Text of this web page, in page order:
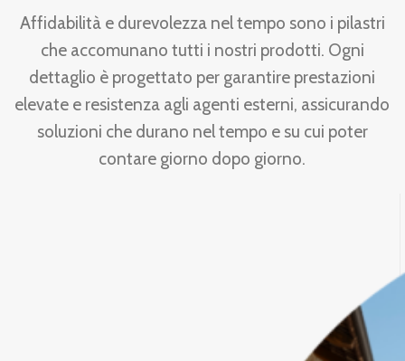
Affidabilità e durevolezza nel tempo sono i pilastri
che accomunano tutti i nostri prodotti. Ogni
dettaglio è progettato per garantire prestazioni
elevate e resistenza agli agenti esterni, assicurando
soluzioni che durano nel tempo e su cui poter
contare giorno dopo giorno.